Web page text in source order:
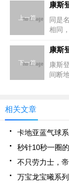
上一篇
同是
相同
中，
下一篇
康斯
康斯
间断
相关文章
卡地亚蓝气球
不只劳力士，